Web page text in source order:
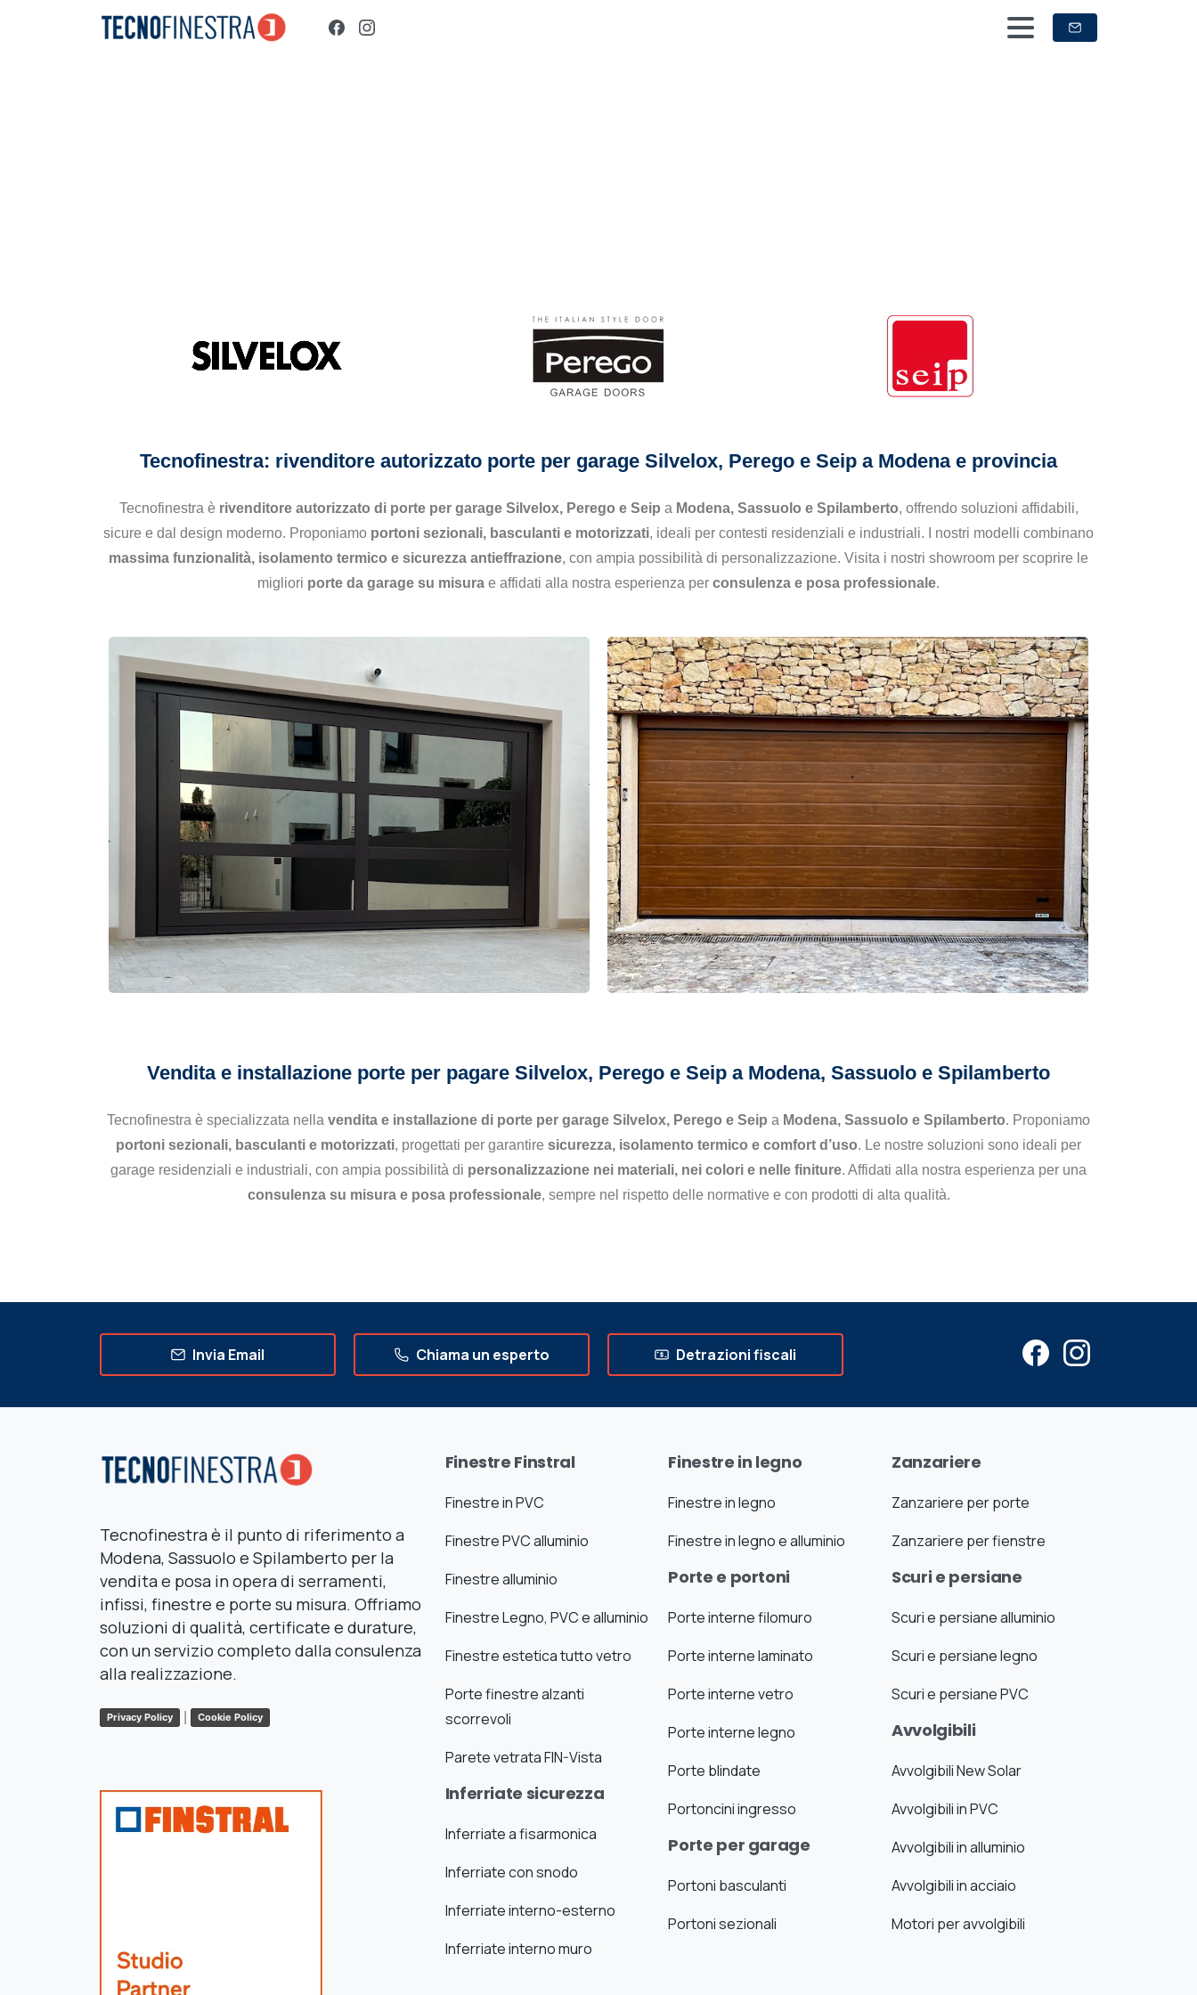
Tecnofinestra: rivenditore autorizzato porte per garage Silvelox, Perego e Seip a Modena e provincia
Tecnofinestra è rivenditore autorizzato di porte per garage Silvelox, Perego e Seip a Modena, Sassuolo e Spilamberto, offrendo soluzioni affidabili,
sicure e dal design moderno. Proponiamo portoni sezionali, basculanti e motorizzati, ideali per contesti residenziali e industriali. I nostri modelli combinano
massima funzionalità, isolamento termico e sicurezza antieffrazione, con ampia possibilità di personalizzazione. Visita i nostri showroom per scoprire le
migliori porte da garage su misura e affidati alla nostra esperienza per consulenza e posa professionale.
Vendita e installazione porte per pagare Silvelox, Perego e Seip a Modena, Sassuolo e Spilamberto
Tecnofinestra è specializzata nella vendita e installazione di porte per garage Silvelox, Perego e Seip a Modena, Sassuolo e Spilamberto. Proponiamo
portoni sezionali, basculanti e motorizzati, progettati per garantire sicurezza, isolamento termico e comfort d’uso. Le nostre soluzioni sono ideali per
garage residenziali e industriali, con ampia possibilità di personalizzazione nei materiali, nei colori e nelle finiture. Affidati alla nostra esperienza per una
consulenza su misura e posa professionale, sempre nel rispetto delle normative e con prodotti di alta qualità.
Invia Email Chiama un esperto Detrazioni fiscali
Tecnofinestra è il punto di riferimento a
Modena, Sassuolo e Spilamberto per la
vendita e posa in opera di serramenti,
infissi, finestre e porte su misura. Offriamo
soluzioni di qualità, certificate e durature,
con un servizio completo dalla consulenza
alla realizzazione.
Privacy Policy Cookie Policy
Finestre Finstral
Finestre in PVC
Finestre PVC alluminio
Finestre alluminio
Finestre Legno, PVC e alluminio
Finestre estetica tutto vetro
Porte finestre alzanti
scorrevoli
Parete vetrata FIN-Vista
Inferriate sicurezza
Inferriate a fisarmonica
Inferriate con snodo
Inferriate interno-esterno
Inferriate interno muro
Finestre in legno
Finestre in legno
Finestre in legno e alluminio
Porte e portoni
Porte interne filomuro
Porte interne laminato
Porte interne vetro
Porte interne legno
Porte blindate
Portoncini ingresso
Porte per garage
Portoni basculanti
Portoni sezionali
Zanzariere
Zanzariere per porte
Zanzariere per fienstre
Scuri e persiane
Scuri e persiane alluminio
Scuri e persiane legno
Scuri e persiane PVC
Avvolgibili
Avvolgibili New Solar
Avvolgibili in PVC
Avvolgibili in alluminio
Avvolgibili in acciaio
Motori per avvolgibili